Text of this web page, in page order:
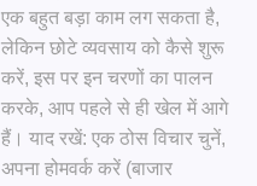
एक बहुत बड़ा काम लग सकता है,
लेकिन छोटे व्यवसाय को कैसे शुरू
करें, इस पर इन चरणों का पालन
करके, आप पहले से ही खेल में आगे
हैं। याद रखें: एक ठोस विचार चुनें,
अपना होमवर्क करें (बाजार